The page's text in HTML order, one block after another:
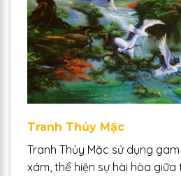
Tranh Thủy Mặc
Tranh Thủy Mặc sử dụng
xám, thể hiện sự hài hòa giữa